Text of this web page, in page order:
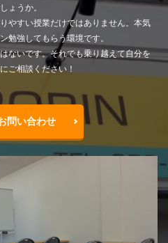
ょうか。
やすい授業だけではありません。本気
勉強してもらう環境です。
ないです。それでも乗り越えて自分を
ご相談ください！
問い合わせ